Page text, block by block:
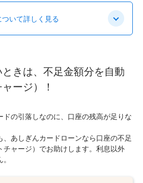
いて詳しく見る
きは、不足金額分を自動
ージ）！
ドの引落しなのに、口座の残高が足りな
、あしぎんカードローンなら口座の不足
チャージ）でお助けします。利息以外